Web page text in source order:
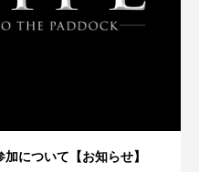
について【お知らせ】